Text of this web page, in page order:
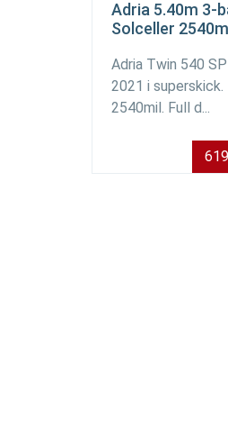
Adria 5.40m 3-
Solceller
Adria Twin 540
2021 i superskick.
2540mil. Full d...